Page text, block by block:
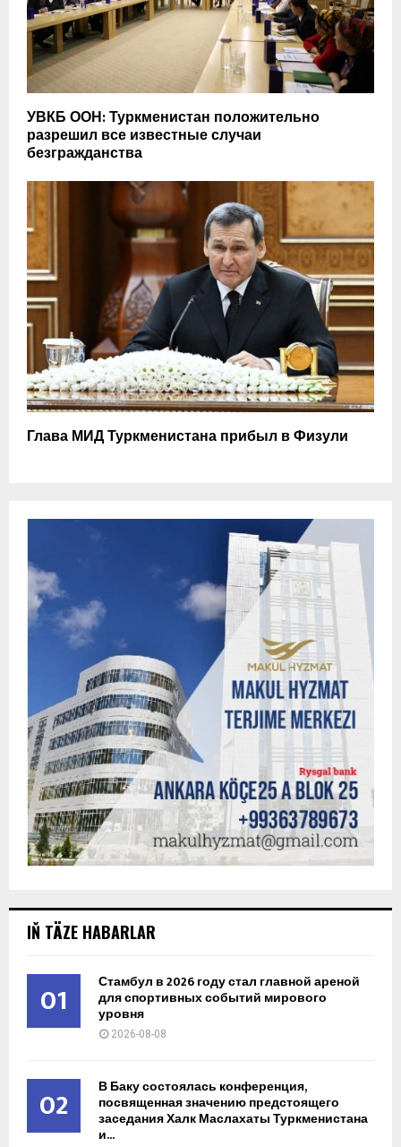
УВКБ ООН: Туркменистан положительно
разрешил все известные случаи
безгражданства
Глава МИД Туркменистана прибыл в Физули
IŇ TÄZE HABARLAR
01 Стамбул в 2026 году стал главной ареной
для спортивных событий мирового
уровня
2026-08-08
02 В Баку состоялась конференция,
посвященная значению предстоящего
заседания Халк Маслахаты Туркменистана
и...